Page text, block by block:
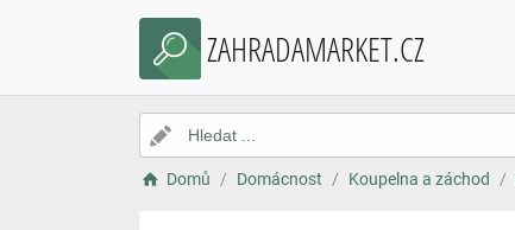
ZAHRADAMARKET.CZ
Domů Domácnost Koupelna a záchod